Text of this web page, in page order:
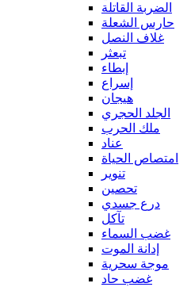
الضربة القاتلة
حارس الشعلة
غلاف النصل
تبعثر
إبطاء
إسراع
هيجان
الجلد الحجري
ملك الحرب
عناد
امتصاص الحياة
تنوير
تحصين
درع جسدي
تآكل
غضب السماء
إدانة الموت
موجة سحرية
غضب حاد